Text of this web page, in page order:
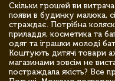
Скільки грошей ви
появи в будинку малюка,
страждає. Потрібна
приладдя, косметика та
одяг та іграшки молоді
Коштують дитячі товари
магазинами зовсім не
постраждала якість? Все